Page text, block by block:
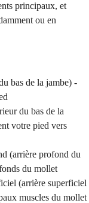
principaux, et
ou en
bas de la jambe) -
du bas de la
votre pied vers
(arrière profond du
du mollet
(arrière superficiel
muscles du mollet